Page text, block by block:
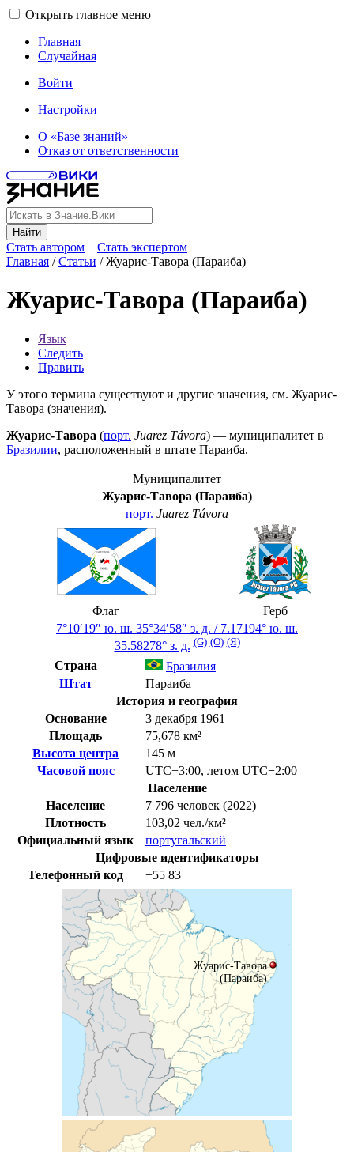
Открыть главное меню
Главная
Случайная
Войти
Настройки
О «Базе знаний»
Отказ от ответственности
Найти
Стать автором
Стать экспертом
Главная /Статьи /Жуарис-Тавора (Параиба)
Жуарис-Тавора (Параиба)
Язык
Следить
Править
У этого термина существуют и другие значения, см. Жуарис-
Тавора (значения).
Жуарис-Тавора (порт. Juarez Távora) — муниципалитет в
Бразилии, расположенный в штате Параиба.
Муниципалитет
Жуарис-Тавора (Параиба)
порт. Juarez Távora
Флаг
Герб
7°10′19″ ю. ш. 35°34′58″ з. д. / 7.17194° ю. ш.
35.58278° з. д. (G) (O) (Я)
Страна
Бразилия
Штат
Параиба
История и география
Основание
3 декабря 1961
Площадь
75,678 км²
Высота центра
145 м
Часовой пояс
UTC−3:00, летом UTC−2:00
Население
Население
7 796 человек (2022)
Плотность
103,02 чел./км²
Официальный язык
португальский
Цифровые идентификаторы
Телефонный код
+55 83
Жуарис-Тавора
(Параиба)